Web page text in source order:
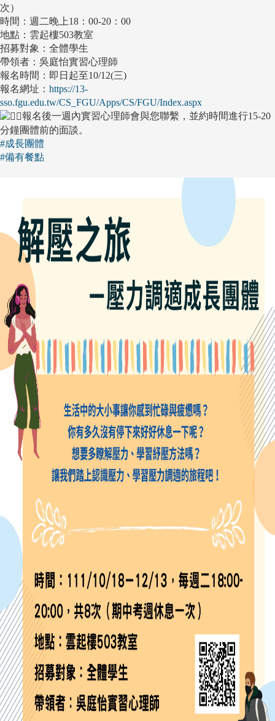
次）
時間：週二晚上18：00-20：00
地點：雲起樓503教室
招募對象：全體學生
帶領者：吳庭怡實習心理師
報名時間：即日起至10/12(三)
報名網址： https://13-
sso.fgu.edu.tw/CS_FGU/Apps/CS/FGU/Index.aspx
報名後一週內實習心理師會與您聯繫，並約時間進行15-20
分鐘團體前的面談。
#成長團體
#備有餐點